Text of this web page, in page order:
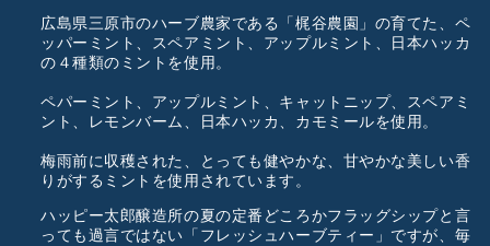
広島県三原市のハーブ農家である「梶谷農園」の育てた、ペ
ッパーミント、スペアミント、アップルミント、日本ハッカ
の４種類のミントを使用。
ペパーミント、アップルミント、キャットニップ、スペアミ
ント、レモンバーム、日本ハッカ、カモミールを使用。
梅雨前に収穫された、とっても健やかな、甘やかな美しい香
りがするミントを使用されています。
ハッピー太郎醸造所の夏の定番どころかフラッグシップと言
っても過言ではない「フレッシュハーブティー」ですが、毎